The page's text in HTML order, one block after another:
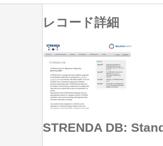
レコード詳細
STRENDA DB: